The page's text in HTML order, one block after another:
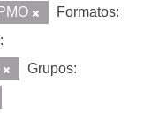
PMO
Formatos:
Grupos: